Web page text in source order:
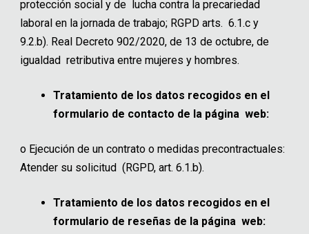
protección social y de lucha contra la precariedad
laboral en la jornada de trabajo; RGPD arts. 6.1.c y
9.2.b). Real Decreto 902/2020, de 13 de octubre, de
igualdad retributiva entre mujeres y hombres.
Tratamiento de los datos recogidos en el
formulario de contacto de la página web:
o Ejecución de un contrato o medidas precontractuales:
Atender su solicitud (RGPD, art. 6.1.b).
Tratamiento de los datos recogidos en el
formulario de reseñas de la página web: